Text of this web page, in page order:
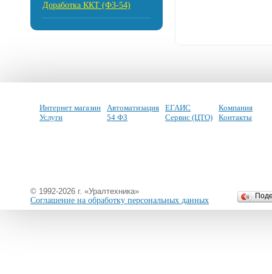
Доработка ККТ (ФЗ-54)
Интернет магазин
Услуги
Автоматизация
54 ФЗ
ЕГАИС
Сервис (ЦТО)
Компания
Контакты
© 1992-2026 г. «Уралтехника»
Соглашение на обработку персональных данных